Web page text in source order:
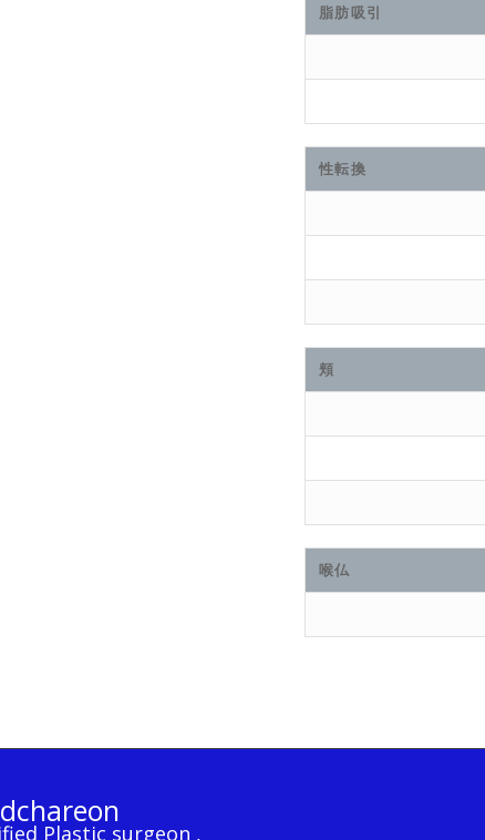
脂肪吸引
性転換
頬
喉仏
Plastic surgeon ,